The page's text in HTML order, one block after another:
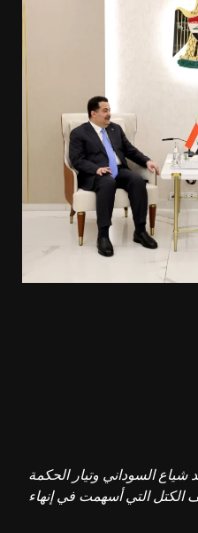
السوداني وتيار الحكمة
الكتل التي أسهمت في إنهاء